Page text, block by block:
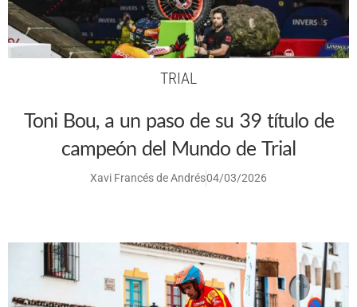
TRIAL
Toni Bou, a un paso de su 39 título de
campeón del Mundo de Trial
Xavi Francés de Andrés04/03/2026